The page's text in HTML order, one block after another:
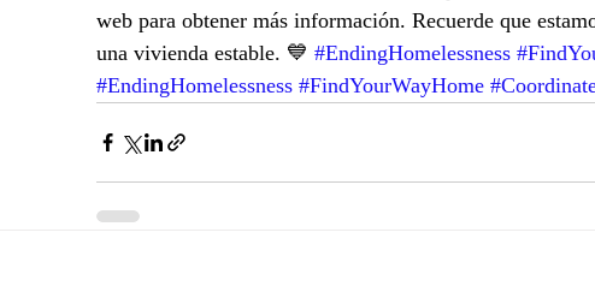
web para obtener más información. Recuerde que
una vivienda estable. 💙 #EndingHomelessness
#EndingHomelessness #FindYourWayHome